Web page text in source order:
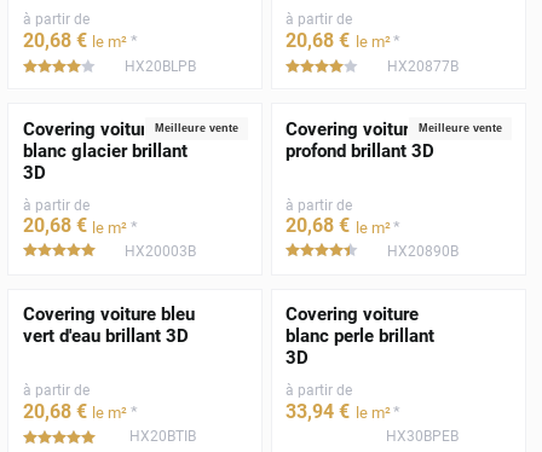
à partir de
20,68 € le m² *
***** HX20BLPB
à partir de
20,68 € le m²*
***** HX20877B
Meilleure vente
Covering voiture
blanc glacier brillant
3D
à partir de
20,68 € le m² *
*****HX20003B
Meilleure vente
Covering voiture noir
profond brillant 3D
à partir de
20,68 € le m²*
***** HX20890B
Covering voiture bleu
vert d'eau brillant 3D
à partir de
20,68 € le m² *
*****HX20BTIB
Covering voiture
blanc perle brillant
3D
à partir de
33,94 € le m²*
HX30BPEB